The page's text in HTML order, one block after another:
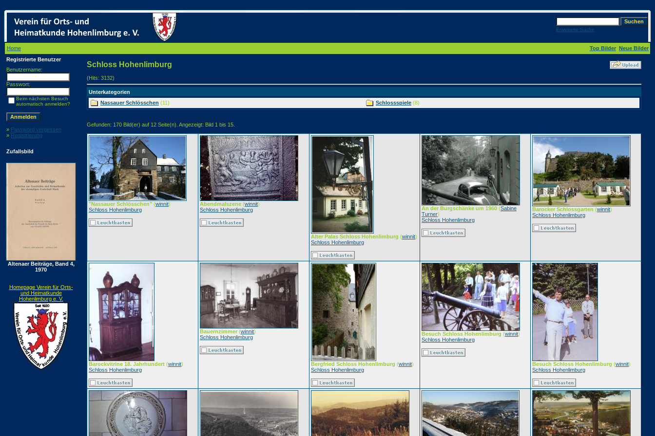
Erweiterte Suche
Home Top Bilder Neue Bilder
Registrierte Benutzer
Benutzername:
Passwort:
Beim nächsten Besuch
automatisch anmelden?
» Password vergessen
» Registrierung
Zufallsbild
Altenaer Beiträge, Band 4,
1970
Homepage Verein für Orts-
und Heimatkunde
Hohenlimburg e. V.
Schloss Hohenlimburg
(Hits: 3132)
Unterkategorien
Nassauer Schlösschen (11) Schlossspiele (8)
Gefunden: 170 Bild(er) auf 12 Seite(n). Angezeigt: Bild 1 bis 15.
"Nassauer Schlösschen" (winnit)
Schloss Hohenlimburg
Abendmalszene (winnit)
Schloss Hohenlimburg
Alter Palas Schloss Hohenlimburg (winnit)
Schloss Hohenlimburg
An der Burgschänke um 1960 (Sabine
Turner)
Schloss Hohenlimburg
Barocker Schlossgarten (winnit)
Schloss Hohenlimburg
Barockvitrine 18. Jahrhundert (winnit)
Schloss Hohenlimburg
Bauernzimmer (winnit)
Schloss Hohenlimburg
Bergfried Schloss Hohenlimburg (winnit)
Schloss Hohenlimburg
Besuch Schloss Hohenlimburg (winnit)
Schloss Hohenlimburg
Besuch Schloss Hohenlimburg (winnit)
Schloss Hohenlimburg